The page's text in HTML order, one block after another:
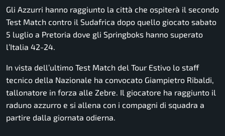
Gli Azzurri hanno raggiunto la città che ospiterà il secondo
Test Match contro il Sudafrica dopo quello giocato sabato
5 luglio a Pretoria dove gli Springboks hanno superato
l’Italia 42-24.
In vista dell’ultimo Test Match del Tour Estivo lo staff
tecnico della Nazionale ha convocato Giampietro Ribaldi,
tallonatore in forza alle Zebre. Il giocatore ha raggiunto il
raduno azzurro e si allena con i compagni di squadra a
partire dalla giornata odierna.